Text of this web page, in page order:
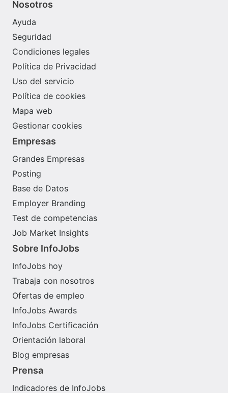
Nosotros
Ayuda
Seguridad
Condiciones legales
Política de Privacidad
Uso del servicio
Política de cookies
Mapa web
Gestionar cookies
Empresas
Grandes Empresas
Posting
Base de Datos
Employer Branding
Test de competencias
Job Market Insights
Sobre InfoJobs
InfoJobs hoy
Trabaja con nosotros
Ofertas de empleo
InfoJobs Awards
InfoJobs Certificación
Orientación laboral
Blog empresas
Prensa
Indicadores de InfoJobs